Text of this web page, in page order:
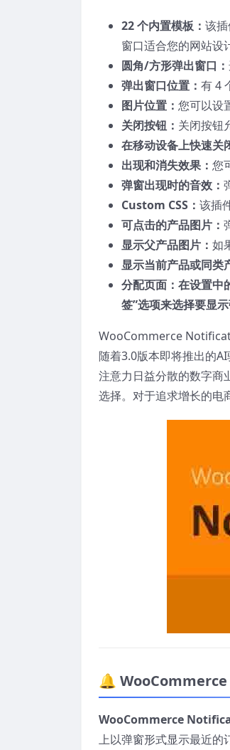
22 个内置模板： 该
窗口适合您的网站设
圆角/方形弹出窗口：
弹出窗口位置： 有 4
图片位置： 您可以设
关闭按钮： 关闭按钮
在移动设备上快速关
出现和消失效果： 您
弹窗出现时的音效：
Custom CSS： 该插
可点击的产品图片：
显示父产品图片： 如
显示当前产品或同类
分配页面：在设置中
签”选项来选择要显示
WooCommerce
随着3.0版本即将推出的
注意力日益分散的数字商
选择。对于追求增长的电
🔔 WooCommerce
WooCommerce
上以弹窗形式显示最近的